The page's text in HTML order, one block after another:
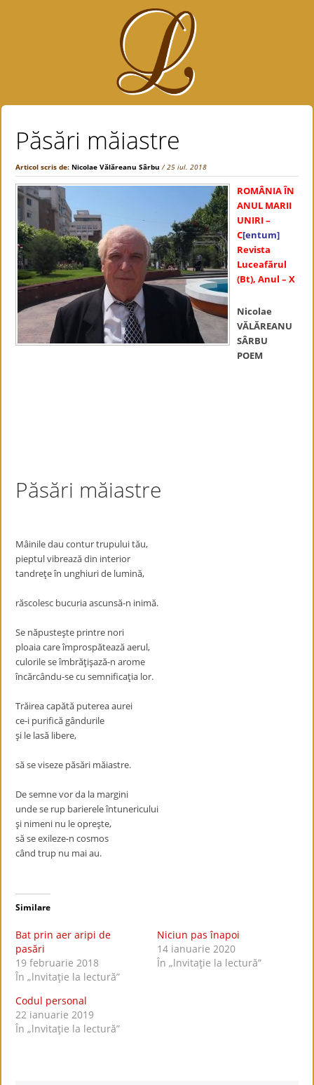
Păsări măiastre
Articol scris de:Nicolae Vălăreanu Sârbu / 25 iul. 2018
ROMÂNIA ÎN
ANUL MARII
UNIRI –
C[entum]
Revista
Luceafărul
(Bt), Anul – X
Nicolae
VĂLĂREANU
SÂRBU
POEM
Păsări măiastre
Mâinile dau contur trupului tău,
pieptul vibrează din interior
tandreţe în unghiuri de lumină,
răscolesc bucuria ascunsă-n inimă.
Se năpusteşte printre nori
ploaia care împrospătează aerul,
culorile se îmbrăţişază-n arome
încărcându-se cu semnificaţia lor.
Trăirea capătă puterea aurei
ce-i purifică gândurile
şi le lasă libere,
să se viseze păsări măiastre.
De semne vor da la margini
unde se rup barierele întunericului
şi nimeni nu le opreşte,
să se exileze-n cosmos
când trup nu mai au.
Similare
Bat prin aer aripi de
pasări
19 februarie 2018
În „lnvitaţie la lectură”
Niciun pas înapoi
14 ianuarie 2020
În „lnvitaţie la lectură”
Codul personal
22 ianuarie 2019
În „lnvitaţie la lectură”